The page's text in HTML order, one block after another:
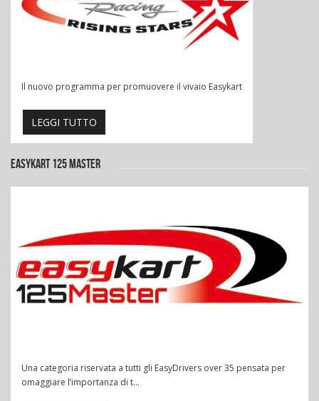
Il nuovo programma per promuovere il vivaio Easykart
LEGGI TUTTO
EASYKART 125 MASTER
Una categoria riservata a tutti gli EasyDrivers over 35 pensata per
omaggiare l’importanza di t...